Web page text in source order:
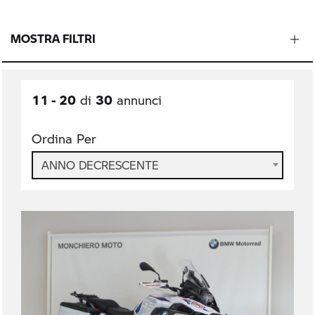
MOSTRA FILTRI
11 - 20 di 30 annunci
Ordina Per
ANNO DECRESCENTE